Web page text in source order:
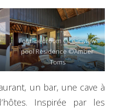
Four-bedroom Oceanview
pool Residence ©Amber
Toms
un bar, une cave à
Inspirée par les